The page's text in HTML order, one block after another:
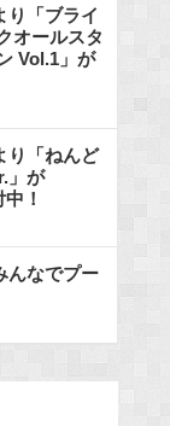
り「ブライ
オールスタ
Vol.1」が
り「ねんど
」が
！
んなでプー